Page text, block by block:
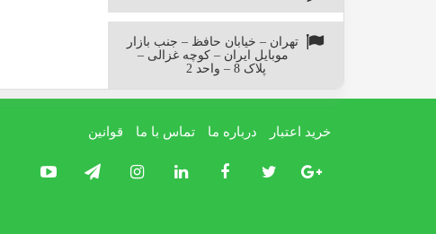
تهران – خیابان حافظ – جنب بازار
موبایل ایران – کوچه غزالی –
پلاک 8 – واحد 2
خرید اعتبار درباره ما تماس با ما قوانین